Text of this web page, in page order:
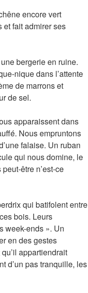
encore vert
fait admirer ses
bergerie en ruine.
nique dans l’attente
de marrons et
de sel.
apparaissent dans
Nous empruntons
falaise. Un ruban
qui nous domine, le
être n’est-ce
qui batifolent entre
bois. Leurs
week-ends ». Un
en des gestes
appartiendrait
d’un pas tranquille, les